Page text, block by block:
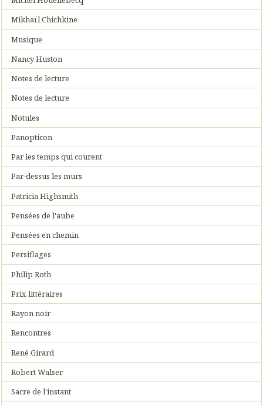
Mikhaïl Chichkine
Musique
Nancy Huston
Notes de lecture
Notes de lecture
Notules
Panopticon
Par les temps qui courent
Par-dessus les murs
Patricia Highsmith
Pensées de l'aube
Pensées en chemin
Persiflages
Philip Roth
Prix littéraires
Rayon noir
Rencontres
René Girard
Robert Walser
Sacre de l'instant